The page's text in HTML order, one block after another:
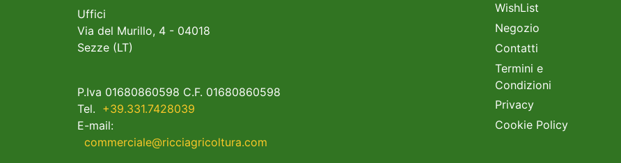
Uffici
Via del Murillo, 4 - 04018
Sezze (LT)
P.Iva 01680860598 C.F. 01680860598
Tel. +39.331.7428039
E-mail:
commerciale@ricciagricoltura.com
WishList
Negozio
Contatti
Termini e
Condizioni
Privacy
Cookie Policy